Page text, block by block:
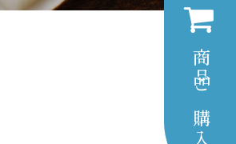
商品ご購入